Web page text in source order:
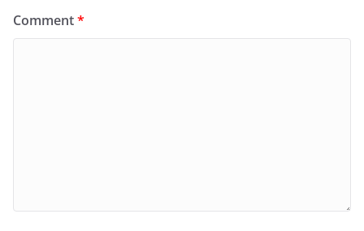
Comment*